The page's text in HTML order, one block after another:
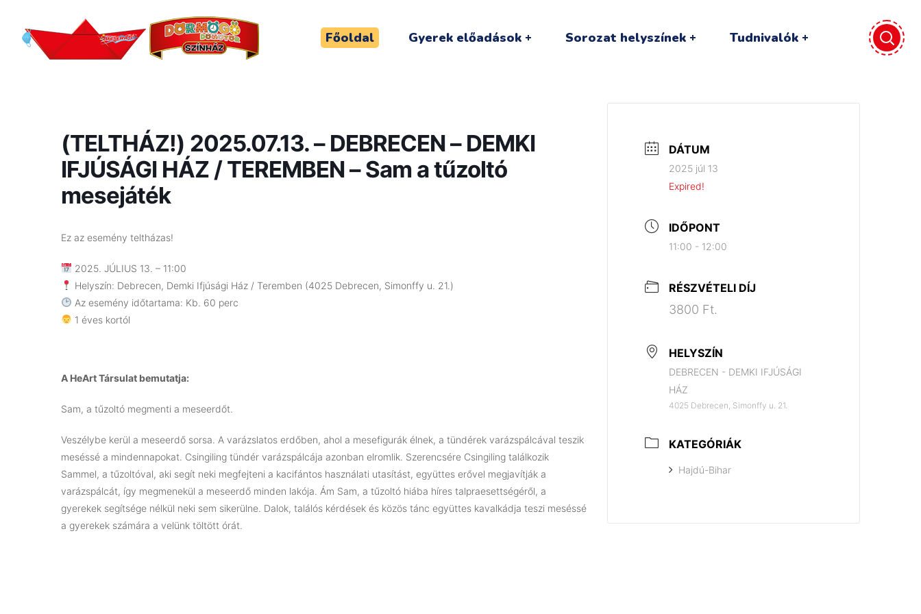
Főoldal Gyerek előadások Sorozat helyszínek Tudnivalók
(TELTHÁZ!) 2025.07.13. – DEBRECEN – DEMKI
IFJÚSÁGI HÁZ / TEREMBEN – Sam a tűzoltó
mesejáték
Ez az esemény teltházas!
2025. JÚLIUS 13. – 11:00
Helyszín: Debrecen, Demki Ifjúsági Ház / Teremben (4025 Debrecen, Simonffy u. 21.)
Az esemény időtartama: Kb. 60 perc
1 éves kortól
A HeArt Társulat bemutatja:
Sam, a tűzoltó megmenti a meseerdőt.
Veszélybe kerül a meseerdő sorsa. A varázslatos erdőben, ahol a mesefigurák élnek, a tündérek varázspálcával teszik
meséssé a mindennapokat. Csingiling tündér varázspálcája azonban elromlik. Szerencsére Csingiling találkozik
Sammel, a tűzoltóval, aki segít neki megfejteni a kacifántos használati utasítást, együttes erővel megjavítják a
varázspálcát, így megmenekül a meseerdő minden lakója. Ám Sam, a tűzoltó hiába híres talpraesettségéről, a
gyerekek segítsége nélkül neki sem sikerülne. Dalok, találós kérdések és közös tánc együttes kavalkádja teszi meséssé
a gyerekek számára a velünk töltött órát.
DÁTUM
2025 júl 13
Expired!
IDŐPONT
11:00 - 12:00
RÉSZVÉTELI DÍJ
3800 Ft.
HELYSZÍN
DEBRECEN - DEMKI IFJÚSÁGI
HÁZ
4025 Debrecen, Simonffy u. 21.
KATEGÓRIÁK
Hajdú-Bihar